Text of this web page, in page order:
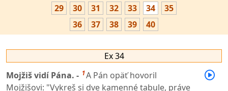
29
30 31 32 33 34
35
36
37 38 39 40
Ex 34
Mojžiš vidí Pána. - 1A Pán opäť hovoril
Mojžišovi: "Vykreš si dve kamenné tabule, práve